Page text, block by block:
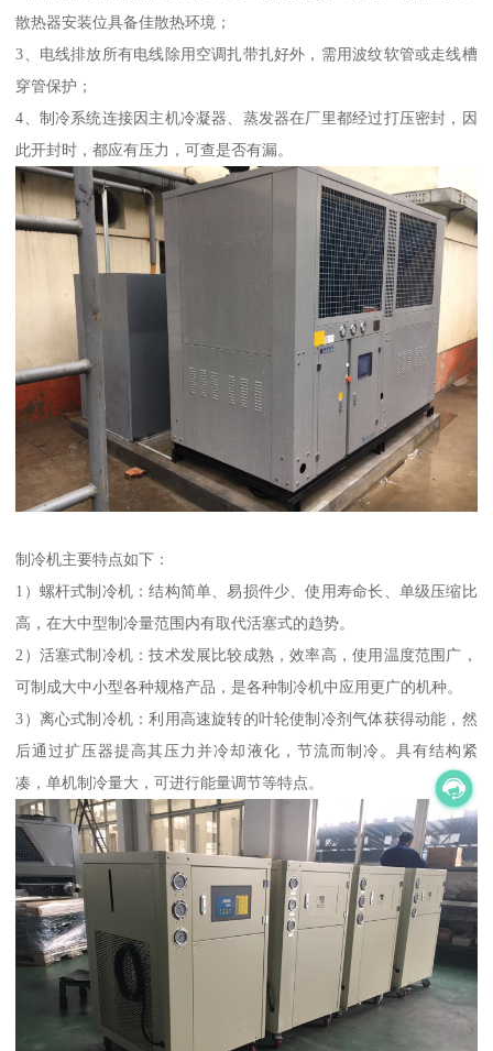
散热器安装位具备佳散热环境；
3、电线排放所有电线除用空调扎带扎好外，需用波纹软管或走线槽
穿管保护；
4、制冷系统连接因主机冷凝器、蒸发器在厂里都经过打压密封，因
此开封时，都应有压力，可查是否有漏。
制冷机主要特点如下：
1）螺杆式制冷机：结构简单、易损件少、使用寿命长、单级压缩比
高，在大中型制冷量范围内有取代活塞式的趋势。
2）活塞式制冷机：技术发展比较成熟，效率高，使用温度范围广，
可制成大中小型各种规格产品，是各种制冷机中应用更广的机种。
3）离心式制冷机：利用高速旋转的叶轮使制冷剂气体获得动能，然
后通过扩压器提高其压力并冷却液化，节流而制冷。具有结构紧
凑，单机制冷量大，可进行能量调节等特点。